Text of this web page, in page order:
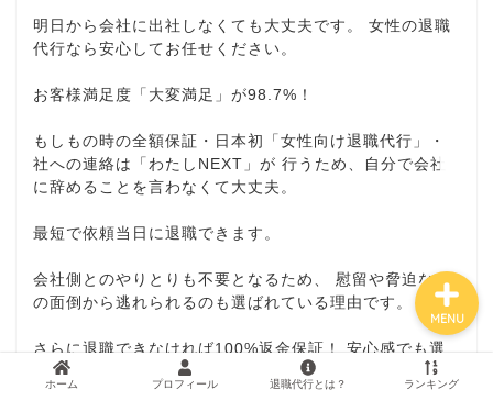
明日から会社に出社しなくても大丈夫です。 女性の退職
代行なら安心してお任せください。
お客様満足度「大変満足」が98.7%！
もしもの時の全額保証・日本初「女性向け退職代行」・
社への連絡は「わたしNEXT」が 行うため、自分で会社
に辞めることを言わなくて大丈夫。
最短で依頼当日に退職できます。
会社側とのやりとりも不要となるため、 慰留や脅迫など
の面倒から逃れられるのも選ばれている理由です。
さらに退職できなければ100%返金保証！ 安心感でも選
ばれています！
ホーム プロフィール 退職代行とは？ ランキング
MENU
運営者プロフィール
退職代行業者ランキング